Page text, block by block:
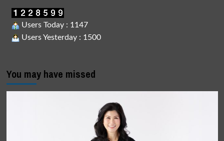
Users Today : 1147
Users Yesterday : 1500
You may have missed